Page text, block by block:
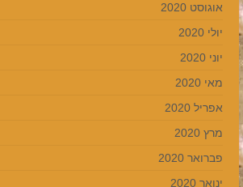
אוגוסט 2020
יולי 2020
יוני 2020
מאי 2020
אפריל 2020
מרץ 2020
פברואר 2020
ינואר 2020